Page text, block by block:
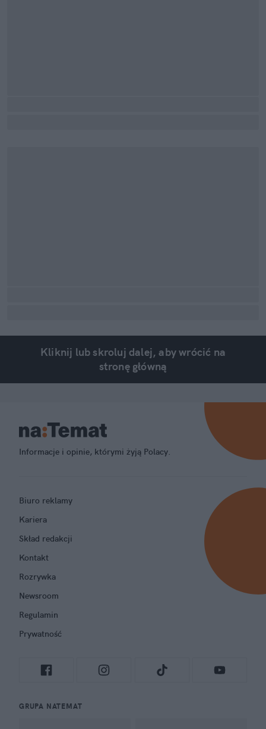
Kliknij lub skroluj dalej, aby wrócić na
stronę główną
Informacje i opinie, którymi żyją Polacy.
Biuro reklamy
Kariera
Skład redakcji
Kontakt
Rozrywka
Newsroom
Regulamin
Prywatność
GRUPA NATEMAT